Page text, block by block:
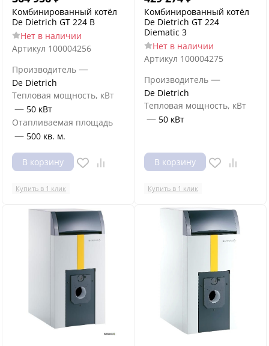
Комбинированный котёл
De Dietrich GT 224 B
Нет в наличии
Артикул 100004256
Производитель —
De Dietrich
Тепловая мощность, кВт
— 50 кВт
Отапливаемая площадь
— 500 кв. м.
В корзину
Купить в 1 клик
Комбинированный котёл
De Dietrich GT 224
Diematic 3
Нет в наличии
Артикул 100004275
Производитель —
De Dietrich
Тепловая мощность, кВт
— 50 кВт
В корзину
Купить в 1 клик